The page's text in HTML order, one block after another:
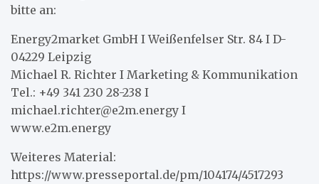
bitte an:
Energy2market GmbH I Weißenfelser Str. 84 I D-
04229 Leipzig
Michael R. Richter I Marketing & Kommunikation
Tel.: +49 341 230 28-238 I
michael.richter@e2m.energy I
www.e2m.energy
Weiteres Material:
https://www.presseportal.de/pm/104174/4517293